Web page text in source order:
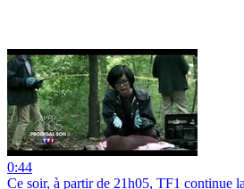
0:44
Ce soir, à partir de 21h05, TF1 continue